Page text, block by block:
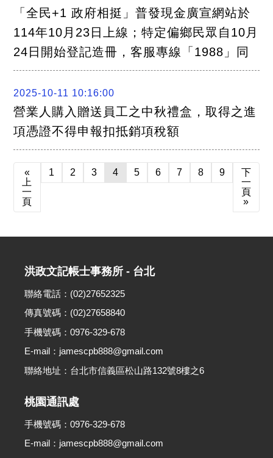
「全民+1 政府相挺」普發現金廣宣網站於
114年10月23日上線；特定偏鄉民眾自10月
24日開始登記造冊，客服專線「1988」同
2025-10-11 10:16:00
營業人購入贈送員工之中秋禮盒，取得之進
項憑證不得申報扣抵銷項稅額
«
上
一
頁
1 2 3 4 5 6 7 8 9
下
一
頁
»
洪政文記帳士事務所 - 台北
聯絡電話：(02)27652325
傳真號碼：(02)27658840
手機號碼：0976-329-678
E-mail：jamescpb888@gmail.com
聯絡地址：台北市信義區松山路132號8樓之6
桃園通訊處
手機號碼：0976-329-678
E-mail：jamescpb888@gmail.com